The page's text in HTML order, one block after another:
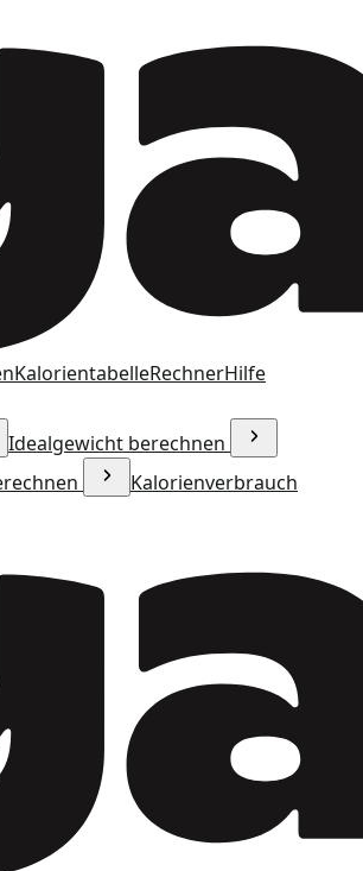
KalorientabelleRechnerHilfe
Idealgewicht berechnen
Kalorienverbrauch